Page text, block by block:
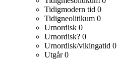
Tidigmodern tid 0
Tidigneolitikum 0
Urnordisk 0
Urnordisk? 0
Urnordisk/vikingatid 0
Utgår 0